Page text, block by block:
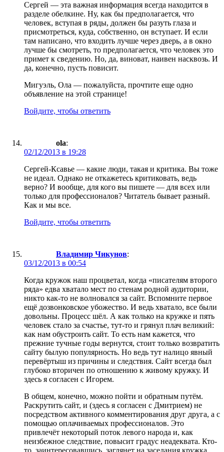
Сергей — эта важная информация всегда находится в
разделе обелкине. Ну, как бы предполагается, что
человек, вступая в ряды, должен бы разуть глаза и
присмотреться, куда, собственно, он вступает. И если
там написано, что входить лучше через дверь, а в окно
лучше бы смотреть, то предполагается, что человек это
примет к сведению. Но, да, виноват, наивен насквозь. И
да, конечно, пусть повисит.
Мигуэль, Ола — пожалуйста, прочтите еще одно
объявление на этой странице!
Войдите, чтобы ответить
ola:
02/12/2013 в 19:28
Сергей-Ксавье — какие люди, такая и критика. Вы тоже
не идеал. Однако не откажетесь критиковать, ведь
верно? И вообще, для кого вы пишете — для всех или
только для профессионалов? Читатель бывает разный.
Как и мы все.
Войдите, чтобы ответить
Владимир Чикунов:
03/12/2013 в 00:54
Когда кружок наш процветал, когда «писателям второго
ряда» едва хватало мест по стенам родной аудитории,
никто как-то не волновался за сайт. Вспомните первое
ещё дозвонковское убожество. И ведь хватало, все были
довольны. Процесс шёл. А как только на кружке и пять
человек стало за счастье, тут-то и грянул плач великий:
как нам обустроить сайт. То есть нам кажется, что
прежние тучные годы вернутся, стоит только возвратить
сайту былую популярность. Но ведь тут налицо явный
перевёртыш из причины и следствия. Сайт всегда был
глубоко вторичен по отношению к живому кружку. И
здесь я согласен с Игорем.
В общем, конечно, можно пойти и обратным путём.
Раскрутить сайт, и (здесь я согласен с Дмитрием) не
посредством активного комментирования друг друга, а с
помощью оплачиваемых профессионалов. Это
привлечёт некоторый поток левого народа и, как
неизбежное следствие, повысит градус неадеквата. Кто-